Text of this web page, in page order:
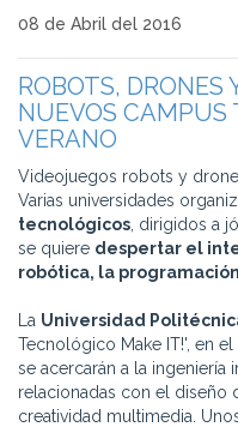
08 de Abril del 2016
ROBOTS, DRONES
NUEVOS CAMPUS
VERANO
Videojuegos robots y
Varias universidades
tecnológicos , dirigidos a
se quiere despertar el
robótica, la
La Universidad
Tecnológico Make IT!', en
se acercarán a la ingeniería
relacionadas con el diseño
creatividad multimedia.